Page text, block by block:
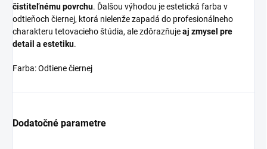
čistiteľnému povrchu. Ďalšou výhodou je estetická farba v
odtieňoch čiernej, ktorá nielenže zapadá do profesionálneho
charakteru tetovacieho štúdia, ale zdôrazňujeaj zmysel pre
detail a estetiku.
Farba: Odtiene čiernej
Dodatočné parametre